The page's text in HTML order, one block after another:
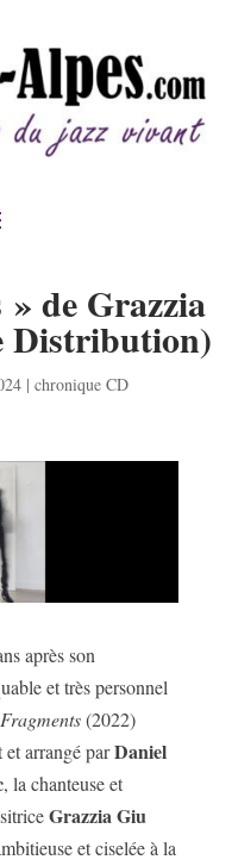
de Grazzia
Distribution)
| chronique CD
après son
et très personnel
Fragments(2022)
arrangé parDaniel
, la chanteuse et
Grazzia Giu
et ciselée à la